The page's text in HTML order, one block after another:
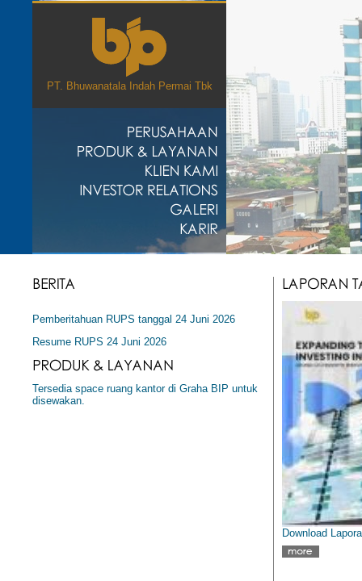
PT. Bhuwanatala Indah Permai Tbk
Pemberitahuan RUPS tanggal 24 Juni 2026
Resume RUPS 24 Juni 2026
Tersedia space ruang kantor di Graha BIP untuk
disewakan.
Download